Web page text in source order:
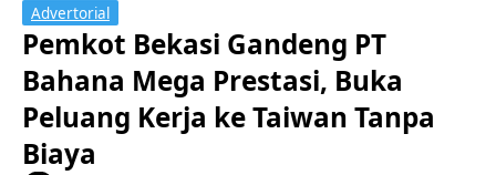
Advertorial
Pemkot Bekasi Gandeng PT
Bahana Mega Prestasi, Buka
Peluang Kerja ke Taiwan Tanpa
Biaya